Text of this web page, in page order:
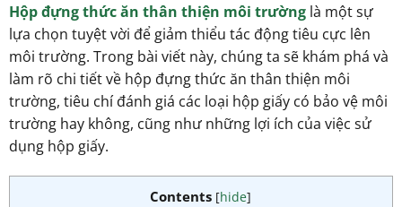
Hộp đựng thức ăn thân thiện môi trườnglà một sự
lựa chọn tuyệt vời để giảm thiểu tác động tiêu cực lên
môi trường. Trong bài viết này, chúng ta sẽ khám phá và
làm rõ chi tiết về hộp đựng thức ăn thân thiện môi
trường, tiêu chí đánh giá các loại hộp giấy có bảo vệ môi
trường hay không, cũng như những lợi ích của việc sử
dụng hộp giấy.
Contents [hide]